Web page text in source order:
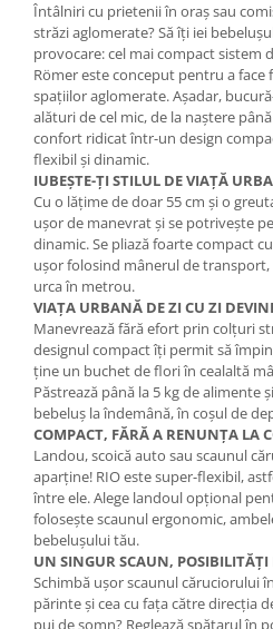
Întâlniri cu prietenii în oraș sau
străzi aglomerate? Să îți iei
provocare: cel mai compact sistem
Römer este conceput pentru a face
spațiilor aglomerate. Așadar,
alături de cel mic, de la naștere
confort ridicat într-un design
flexibil și dinamic.
IUBEȘTE-ȚI STILUL DE VIAȚĂ
Cu o lățime de doar 55 cm și o
ușor de manevrat și se potrivește
dinamic. Se pliază foarte compact
ușor folosind mânerul de transport,
urca în metrou.
VIAȚA URBANĂ DE ZI CU ZI
Manevrează fără efort prin colțuri
designul compact îți permit să
ține un buchet de flori în cealaltă
Păstrează până la 5 kg de alimente
bebeluș la îndemână, în coșul de
COMPACT, FĂRĂ A RENUNȚA LA
Landou, scoică auto sau scaunul
aparține! RIO este super-flexibil,
între ele. Alege landoul opțional
folosește scaunul ergonomic,
bebelușului tău.
UN SINGUR SCAUN,
Schimbă ușor scaunul căruciorului
părinte și cea cu fața către direcția
pui de somn? Reglează spătarul în